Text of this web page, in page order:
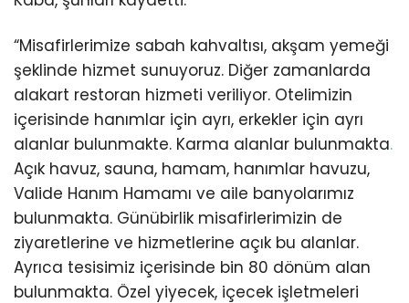
“Misafirlerimize sabah kahvaltısı, akşam yemeği
şeklinde hizmet sunuyoruz. Diğer zamanlarda
alakart restoran hizmeti veriliyor. Otelimizin
içerisinde hanımlar için ayrı, erkekler için ayrı
alanlar bulunmakte. Karma alanlar bulunmakta.
Açık havuz, sauna, hamam, hanımlar havuzu,
Valide Hanım Hamamı ve aile banyolarımız
bulunmakta. Günübirlik misafirlerimizin de
ziyaretlerine ve hizmetlerine açık bu alanlar.
Ayrıca tesisimiz içerisinde bin 80 dönüm alan
bulunmakta. Özel yiyecek, içecek işletmeleri